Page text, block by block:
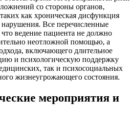
со стороны органов,
как хроническая дисфункция
Все перечисленные
ведение пациента не должно
неотложной помощью, а
включающего длительное
и психологическую поддержку
так и психосоциальных
жизнеугрожающего состояния.
мероприятия и